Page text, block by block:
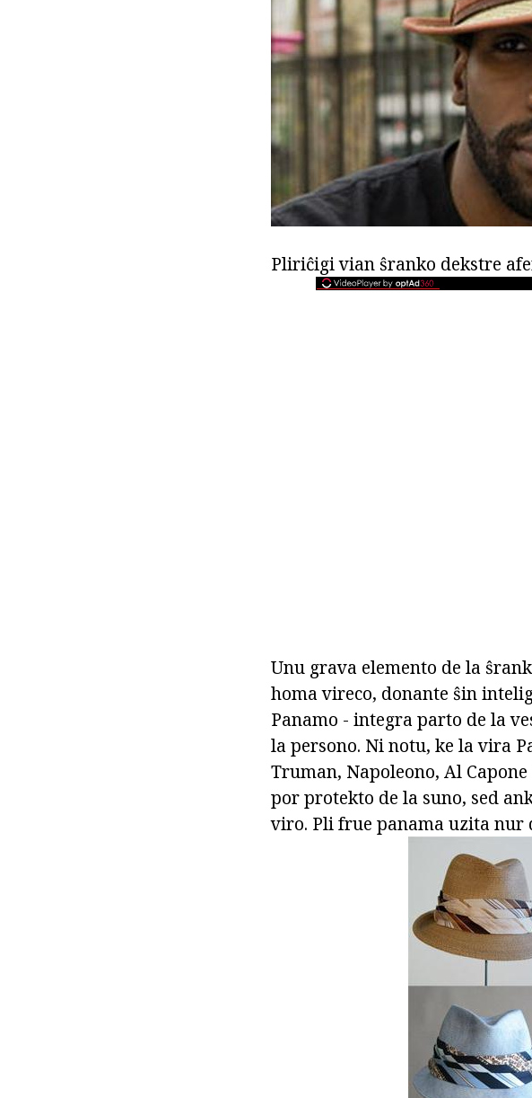
Pliriĉigi vian ŝranko dekstre
Unu grava elemento de la
homa vireco, donante ŝin
Panamo - integra parto de la
la persono. Ni notu, ke la vira
Truman, Napoleono, Al
por protekto de la suno, sed
viro. Pli frue panama uzita nur